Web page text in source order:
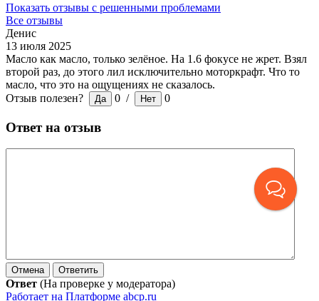
Показать отзывы с решенными проблемами
Все отзывы
Денис
13 июля 2025
Масло как масло, только зелёное. На 1.6 фокусе не жрет. Взял
второй раз, до этого лил исключительно моторкрафт. Что то
масло, что это на ощущениях не сказалось.
Отзыв полезен?
0 / 0
Ответ на отзыв
Ответ (На проверке у модератора)
Работает на Платформе abcp.ru